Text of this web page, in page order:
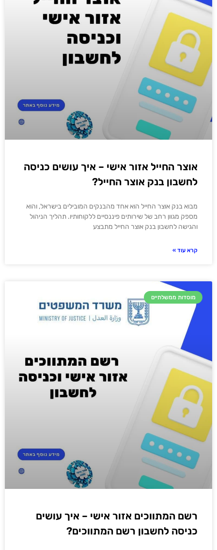
אוצר החייל אזור אישי – איך עושים כניסה
לחשבון בנק אוצר החייל?
מבוא בנק אוצר החייל הוא אחד מהבנקים המובילים בישראל, והוא
מספק מגוון רחב של שירותים פיננסיים ללקוחותיו. תהליך הניהול
והגישה לחשבון בנק אוצר החייל מתבצע
קרא עוד »
מוסדות ממשלתיים
רשם המתווכים אזור אישי – איך עושים
כניסה לחשבון רשם המתווכים?